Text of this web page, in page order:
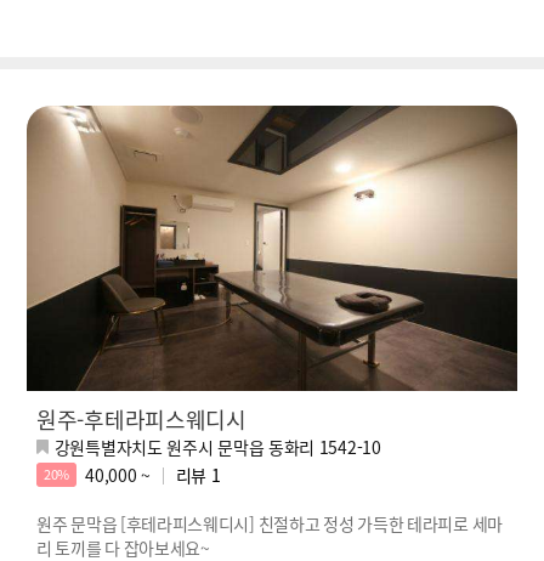
원주-후테라피스웨디시
강원특별자치도 원주시 문막읍 동화리 1542-10
20% 40,000 ~ 리뷰 1
원주 문막읍 [후테라피스웨디시] 친절하고 정성 가득한 테라피로 세마
리 토끼를 다 잡아보세요~